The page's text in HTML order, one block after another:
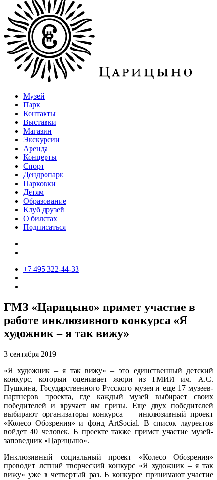
Музей
Парк
Контакты
Выставки
Магазин
Экскурсии
Аренда
Концерты
Спорт
Дендропарк
Парковки
Детям
Образование
Клуб друзей
О билетах
Подписаться
+7 495 322-44-33
ГМЗ «Царицыно» примет участие в
работе инклюзивного конкурса «Я
художник – я так вижу»
3 сентября 2019
«Я художник – я так вижу» – это единственный детский
конкурс, который оценивает жюри из ГМИИ им. А.С.
Пушкина, Государственного Русского музея и еще 17 музеев-
партнеров проекта, где каждый музей выбирает своих
победителей и вручает им призы. Еще двух победителей
выбирают организаторы конкурса — инклюзивный проект
«Колесо Обозрения» и фонд ArtSocial. В список лауреатов
войдет 40 человек. В проекте также примет участие музей-
заповедник «Царицыно».
Инклюзивный социальный проект «Колесо Обозрения»
проводит летний творческий конкурс «Я художник – я так
вижу» уже в четвертый раз. В конкурсе принимают участие